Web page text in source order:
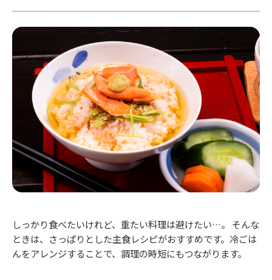
しっかり食べたいけれど、重たい料理は避けたい…。 そんな
ときは、さっぱりとした主食レシピがおすすめです。冷ごは
んをアレンジすることで、調理の時短にもつながります。